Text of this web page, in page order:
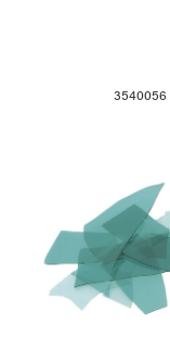
3540056